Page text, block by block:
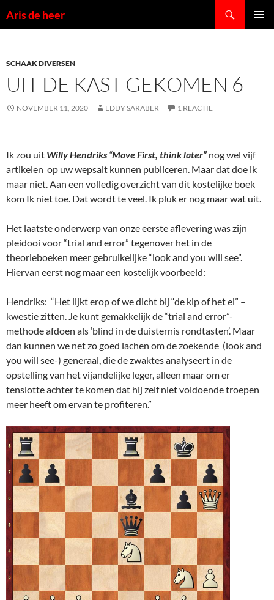
naar
Aris de heer
SCHAAK DIVERSEN
UIT DE KAST GEKOMEN 6
NOVEMBER 11, 2020 EDDY SARABER 1 REACTIE
Ik zou uit Willy Hendriks “Move First, think later” nog wel vijf
artikelen op uw wepsait kunnen publiceren. Maar dat doe ik
maar niet. Aan een volledig overzicht van dit kostelijke boek
kom Ik niet toe. Dat wordt te veel. Ik pluk er nog maar wat uit.
Het laatste onderwerp van onze eerste aflevering was zijn
pleidooi voor “trial and error” tegenover het in de
theorieboeken meer gebruikelijke “look and you will see”.
Hiervan eerst nog maar een kostelijk voorbeeld:
Hendriks: “Het lijkt erop of we dicht bij “de kip of het ei” –
kwestie zitten. Je kunt gemakkelijk de “trial and error”-
methode afdoen als ‘blind in de duisternis rondtasten’. Maar
dan kunnen we net zo goed lachen om de zoekende (look and
you will see-) generaal, die de zwaktes analyseert in de
opstelling van het vijandelijke leger, alleen maar om er
tenslotte achter te komen dat hij zelf niet voldoende troepen
meer heeft om ervan te profiteren.”